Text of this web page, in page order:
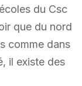
du Csc
que du nord
comme dans
il existe des